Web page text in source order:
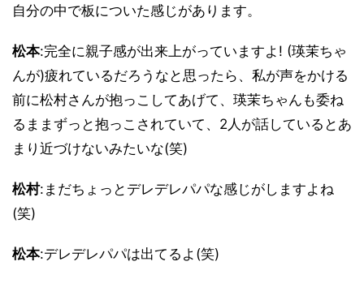
自分の中で板についた感じがあります。
松本:完全に親子感が出来上がっていますよ! (瑛茉ちゃ
んが)疲れているだろうなと思ったら、私が声をかける
前に松村さんが抱っこしてあげて、瑛茉ちゃんも委ね
るままずっと抱っこされていて、2人が話しているとあ
まり近づけないみたいな(笑)
松村:まだちょっとデレデレパパな感じがしますよね
(笑)
松本:デレデレパパは出てるよ(笑)